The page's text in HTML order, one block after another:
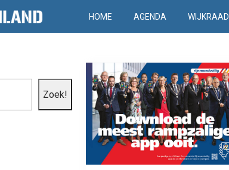
HOME AGENDA WIJKRAAD
Zoek!